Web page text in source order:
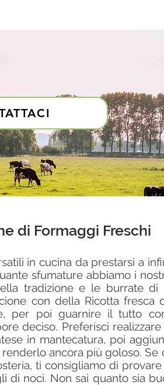
di Formaggi Freschi
in cucina da prestarsi a
sfumature abbiamo i
tradizione e le burrate di
con della Ricotta fresca
per poi guarnire il tutto
deciso. Preferisci realizzare
in mantecatura, poi
ancora più goloso. Se
ti consigliamo di
noci. Non sai quanto sia